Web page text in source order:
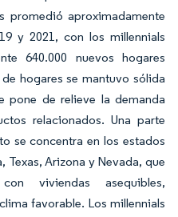
promedió aproximadamente
y 2021, con los millennials
640.000 nuevos hogares
hogares se mantuvo sólida
pone de relieve la demanda
relacionados. Una parte
se concentra en los estados
Arizona y Nevada, que
viviendas asequibles,
favorable. Los millennials